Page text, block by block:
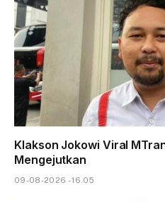
Klakson Jokowi Viral
Mengejutkan
09-08-2026 - 16.05